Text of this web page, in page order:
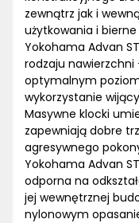
zewnątrz jak i
użytkowania i
Yokohama Advan
rodzaju nawierzchni
optymalnym
wykorzystanie
Masywne klocki
zapewniają dobre
agresywnego
Yokohama Advan
odporna na
jej wewnętrznej
nylonowym